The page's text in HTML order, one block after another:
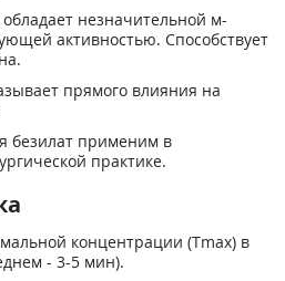
незначительной м-
активностью. Способствует
прямого влияния на
безилат применим в
практике.
концентрации (Tmax) в
- 3-5 мин).